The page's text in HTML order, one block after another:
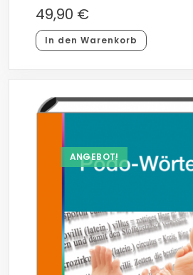
49,90 €
In den Warenkorb
ANGEBOT!